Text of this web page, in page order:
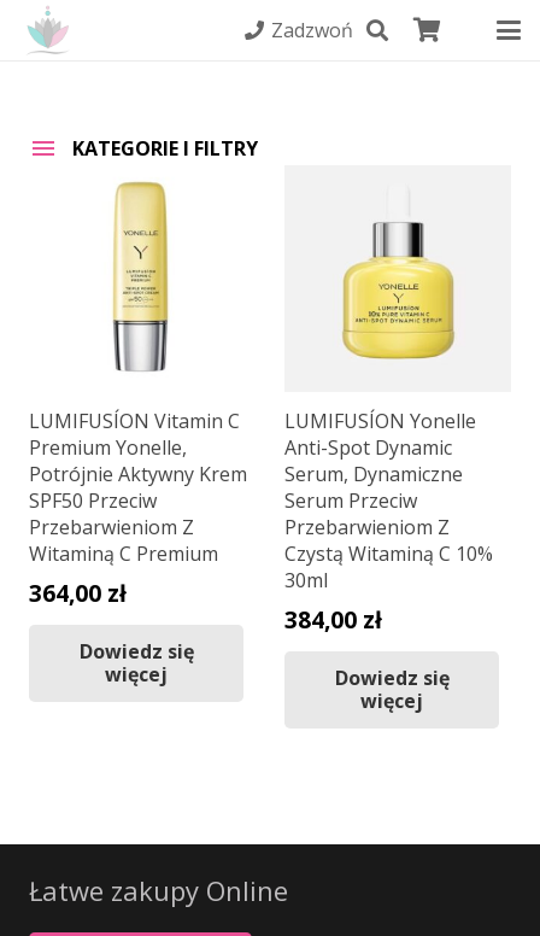
Zadzwoń
KATEGORIE I FILTRY
LUMIFUSÍON Vitamin C
Premium Yonelle,
Potrójnie Aktywny Krem
SPF50 Przeciw
Przebarwieniom Z
Witaminą C Premium
364,00 zł
Dowiedz się
więcej
LUMIFUSÍON Yonelle
Anti-Spot Dynamic
Serum, Dynamiczne
Serum Przeciw
Przebarwieniom Z
Czystą Witaminą C 10%
30ml
384,00 zł
Dowiedz się
więcej
Łatwe zakupy Online